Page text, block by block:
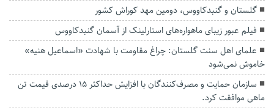
گلستان و گنبدکاووس، دومین مهد کوراش کشور
فیلم عبور زیبای ماهواره‌های استارلینک از آسمان گنبدکاووس
علمای اهل سنت گلستان: چراغ مقاومت با شهادت «اسماعیل هنیه»
خاموش نمی‌شود
سازمان حمایت و مصرف‌کنندگان با افزایش حداکثر ۱۵ درصدی قیمت تن
ماهی موافقت کرد.